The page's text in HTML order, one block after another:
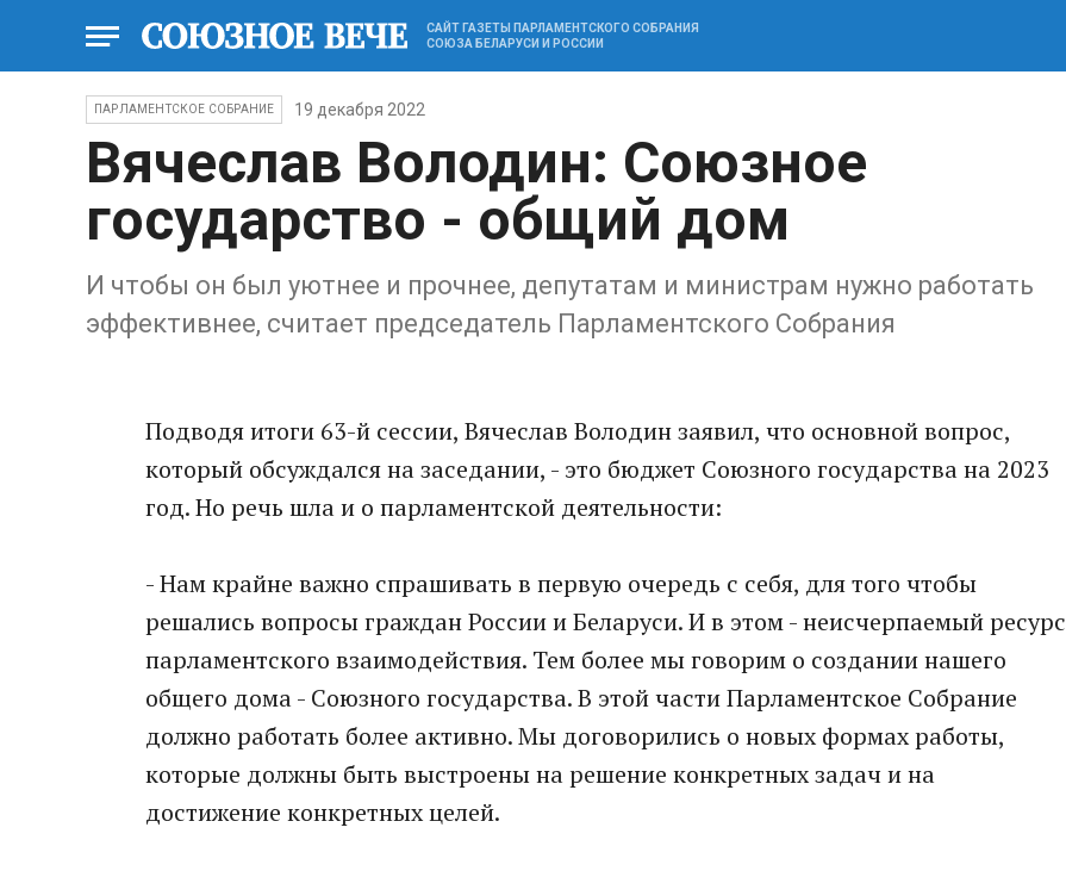
САЙТ ГАЗЕТЫ ПАРЛАМЕНТСКОГО СОБРАНИЯ
СОЮЗА БЕЛАРУСИ И РОССИИ
ПАРЛАМЕНТСКОЕ СОБРАНИЕ 19 декабря 2022
Вячеслав Володин: Союзное
государство - общий дом
И чтобы он был уютнее и прочнее, депутатам и министрам нужно работать
эффективнее, считает председатель Парламентского Собрания
Подводя итоги 63-й сессии, Вячеслав Володин заявил, что основной вопрос,
который обсуждался на заседании, - это бюджет Союзного государства на 2023
год. Но речь шла и о парламентской деятельности:
- Нам крайне важно спрашивать в первую очередь с себя, для того чтобы
решались вопросы граждан России и Беларуси. И в этом - неисчерпаемый ресурс
парламентского взаимодействия. Тем более мы говорим о создании нашего
общего дома - Союзного государства. В этой части Парламентское Собрание
должно работать более активно. Мы договорились о новых формах работы,
которые должны быть выстроены на решение конкретных задач и на
достижение конкретных целей.